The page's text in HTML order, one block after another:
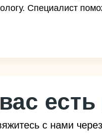
Специалист
с нами